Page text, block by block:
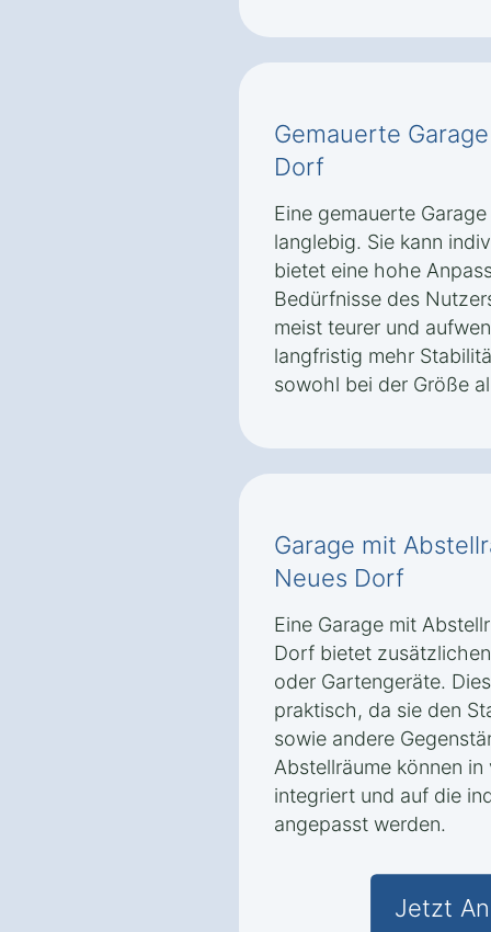
Gemauerte
Dorf
Eine gemauerte
langlebig. Sie kann
bietet eine hohe
Bedürfnisse des
meist teurer und
langfristig mehr
sowohl bei der Größe
Garage mit
Neues Dorf
Eine Garage mit
Dorf bietet
oder Gartengeräte.
praktisch, da sie den
sowie andere
Abstellräume können
integriert und auf die
angepasst werden.
Jetzt